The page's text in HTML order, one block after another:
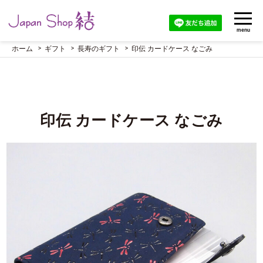
menu
ホーム ギフト 長寿のギフト 印伝 カードケース なごみ
印伝 カードケース なごみ